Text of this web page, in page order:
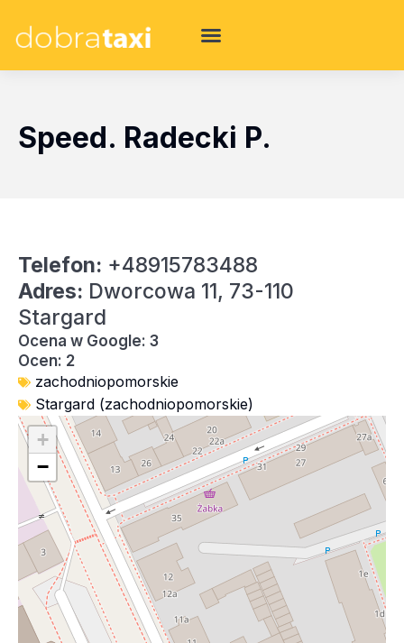
Speed. Radecki P.
Telefon: +48915783488
Adres: Dworcowa 11, 73-110
Stargard
Ocena w Google: 3
Ocen: 2
zachodniopomorskie
Stargard (zachodniopomorskie)
+
−